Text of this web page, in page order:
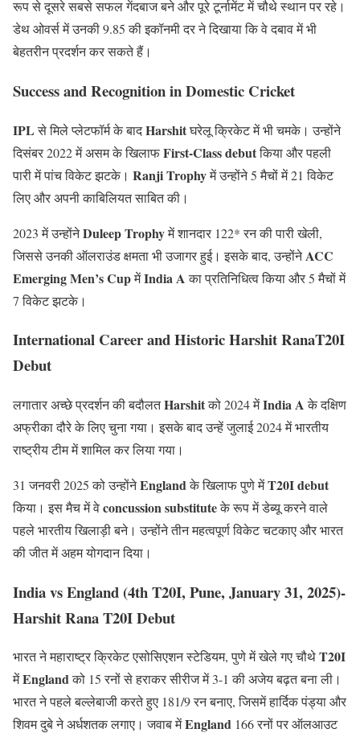
रूप से दूसरे सबसे सफल गेंदबाज बने और पूरे टूर्नामेंट में चौथे स्थान पर रहे।
डेथ ओवर्स में उनकी 9.85 की इकॉनमी दर ने दिखाया कि वे दबाव में भी
बेहतरीन प्रदर्शन कर सकते हैं।
Success and Recognition in Domestic Cricket
IPLसे मिले प्लेटफॉर्म के बादHarshitघरेलू क्रिकेट में भी चमके। उन्होंने
दिसंबर 2022 में असम के खिलाफFirst-Class debutकिया और पहली
पारी में पांच विकेट झटके। Ranji Trophyमें उन्होंने 5 मैचों में 21 विकेट
लिए और अपनी काबिलियत साबित की।
2023 में उन्होंनेDuleep Trophyमें शानदार 122* रन की पारी खेली,
जिससे उनकी ऑलराउंड क्षमता भी उजागर हुई। इसके बाद, उन्होंनेACC
Emerging Men’s CupमेंIndia A का प्रतिनिधित्व किया और 5 मैचों में
7 विकेट झटके।
International Career and Historic Harshit RanaT20I
Debut
लगातार अच्छे प्रदर्शन की बदौलतHarshitको 2024 मेंIndia Aके दक्षिण
अफ्रीका दौरे के लिए चुना गया। इसके बाद उन्हें जुलाई 2024 में भारतीय
राष्ट्रीय टीम में शामिल कर लिया गया।
31 जनवरी 2025 को उन्होंनेEnglandके खिलाफ पुणे मेंT20I debut
किया। इस मैच में वेconcussion substituteके रूप में डेब्यू करने वाले
पहले भारतीय खिलाड़ी बने। उन्होंने तीन महत्वपूर्ण विकेट चटकाए और भारत
की जीत में अहम योगदान दिया।
India vs England (4th T20I, Pune, January 31, 2025)-
Harshit Rana T20I Debut
भारत ने महाराष्ट्र क्रिकेट एसोसिएशन स्टेडियम, पुणे में खेले गए चौथेT20I
मेंEnglandको 15 रनों से हराकर सीरीज में 3-1 की अजेय बढ़त बना ली।
भारत ने पहले बल्लेबाजी करते हुए 181/9 रन बनाए, जिसमें हार्दिक पंड्या और
शिवम दुबे ने अर्धशतक लगाए। जवाब मेंEngland 166 रनों पर ऑलआउट